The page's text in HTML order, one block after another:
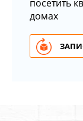
посетить
домах